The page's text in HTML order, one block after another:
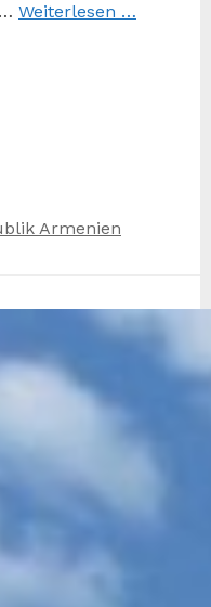
Weiterlesen …
Armenien